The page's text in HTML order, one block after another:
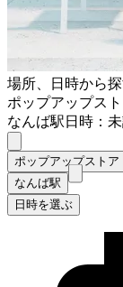
場所、日時から
ポップアップス
なんば駅日時：
ポップアップストア
なんば駅
日時を選ぶ